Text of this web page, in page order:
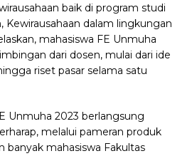
baik di program studi
Kewirausahaan dalam lingkungan
mahasiswa FE Unmuha
dari dosen, mulai dari ide
riset pasar selama satu
Unmuha 2023 berlangsung
melalui pameran produk
banyak mahasiswa Fakultas